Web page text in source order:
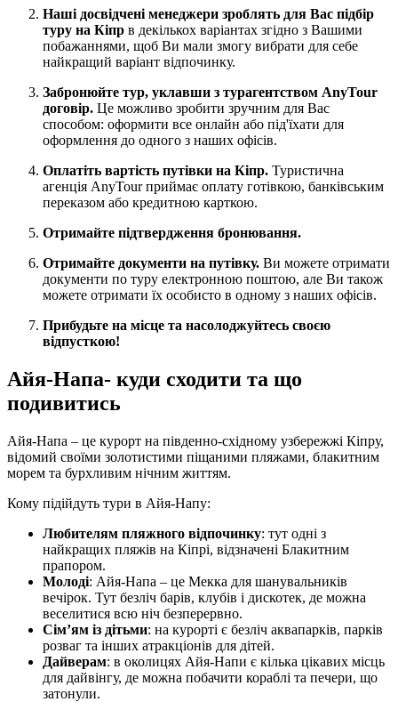
Наші досвідчені менеджери зроблять для Вас підбір
туру на Кіпр в декількох варіантах згідно з Вашими
побажаннями, щоб Ви мали змогу вибрати для себе
найкращий варіант відпочинку.
Забронюйте тур, уклавши з турагентством AnyTour
договір. Це можливо зробити зручним для Вас
способом: оформити все онлайн або під'їхати для
оформлення до одного з наших офісів.
Оплатіть вартість путівки на Кіпр. Туристична
агенція AnyTour приймає оплату готівкою, банківським
переказом або кредитною карткою.
Отримайте підтвердження бронювання.
Отримайте документи на путівку. Ви можете отримати
документи по туру електронною поштою, але Ви також
можете отримати їх особисто в одному з наших офісів.
Прибудьте на місце та насолоджуйтесь своєю
відпусткою!
Айя-Напа- куди сходити та що
подивитись
Айя-Напа – це курорт на південно-східному узбережжі Кіпру,
відомий своїми золотистими піщаними пляжами, блакитним
морем та бурхливим нічним життям.
Кому підійдуть тури в Айя-Напу:
Любителям пляжного відпочинку: тут одні з
найкращих пляжів на Кіпрі, відзначені Блакитним
прапором.
Молоді: Айя-Напа – це Мекка для шанувальників
вечірок. Тут безліч барів, клубів і дискотек, де можна
веселитися всю ніч безперервно.
Сім’ям із дітьми: на курорті є безліч аквапарків, парків
розваг та інших атракціонів для дітей.
Дайверам: в околицях Айя-Напи є кілька цікавих місць
для дайвінгу, де можна побачити кораблі та печери, що
затонули.